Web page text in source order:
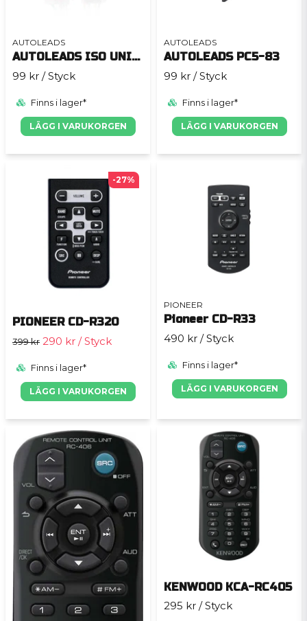
AUTOLEADS
AUTOLEADS ISO UNIVERSIAL
99 kr / Styck
Finns i lager*
LÄGG I VARUKORGEN
AUTOLEADS
AUTOLEADS PC5-83
99 kr / Styck
Finns i lager*
LÄGG I VARUKORGEN
PIONEER CD-R320
399 kr 290 kr / Styck
Finns i lager*
LÄGG I VARUKORGEN
-27%
PIONEER
Pioneer CD-R33
490 kr / Styck
Finns i lager*
LÄGG I VARUKORGEN
KENWOOD KCA-RC405
295 kr / Styck